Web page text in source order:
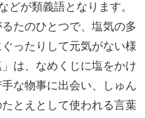
どが類義語となります。
たのひとつで、塩気の多
ったりして元気がない様
は、なめくじに塩をかけ
な物事に出会い、しゅん
とえとして使われる言葉